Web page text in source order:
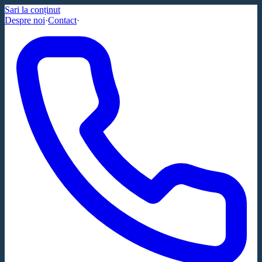
Sari la conținut
Despre noi·Contact·